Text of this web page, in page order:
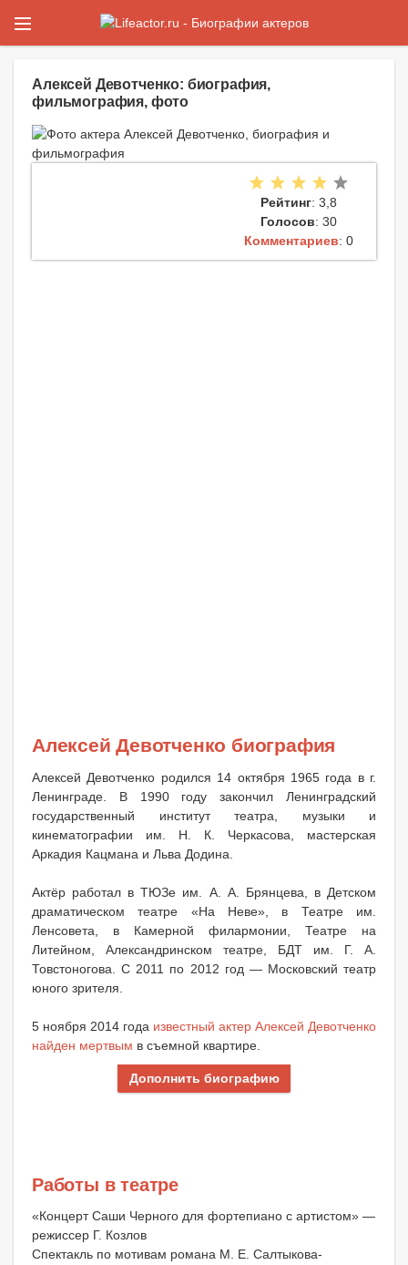
Алексей Девотченко: биография,
фильмография, фото
Рейтинг: 3,8
Голосов: 30
Комментариев: 0
Алексей Девотченко биография
Алексей Девотченко родился 14 октября 1965 года в г.
Ленинграде. В 1990 году закончил Ленинградский
государственный институт театра, музыки и
кинематографии им. Н. К. Черкасова, мастерская
Аркадия Кацмана и Льва Додина.
Актёр работал в ТЮЗе им. А. А. Брянцева, в Детском
драматическом театре «На Неве», в Театре им.
Ленсовета, в Камерной филармонии, Театре на
Литейном, Александринском театре, БДТ им. Г. А.
Товстоногова. С 2011 по 2012 год — Московский театр
юного зрителя.
5 ноября 2014 года известный актер Алексей Девотченко
найден мертвым в съемной квартире.
Дополнить биографию
Работы в театре
«Концерт Саши Черного для фортепиано с артистом» —
режиссер Г. Козлов
Спектакль по мотивам романа М. Е. Салтыкова-